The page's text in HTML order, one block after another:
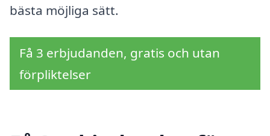
bästa möjliga sätt.
Få 3 erbjudanden, gratis och utan
förpliktelser